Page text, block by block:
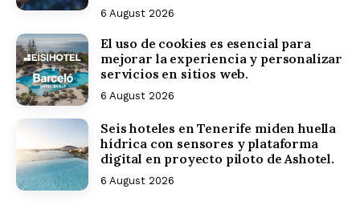
6 August 2026
El uso de cookies es esencial para
mejorar la experiencia y personalizar
servicios en sitios web.
6 August 2026
Seis hoteles en Tenerife miden huella
hídrica con sensores y plataforma
digital en proyecto piloto de Ashotel.
6 August 2026